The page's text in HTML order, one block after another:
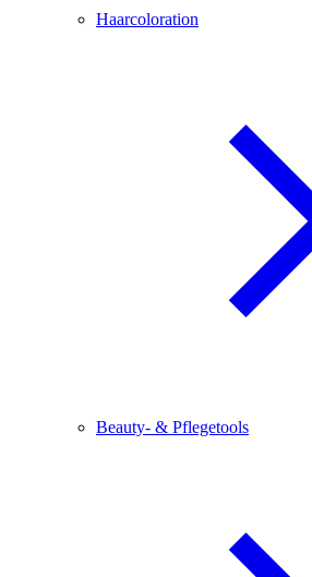
Haarcoloration
Beauty- & Pflegetools